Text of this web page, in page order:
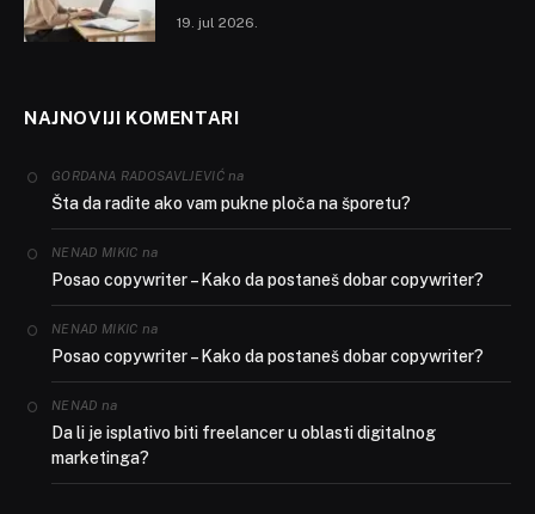
19. jul 2026.
NAJNOVIJI KOMENTARI
GORDANA RADOSAVLJEVIĆna
Šta da radite ako vam pukne ploča na šporetu?
NENAD MIKIC na
Posao copywriter – Kako da postaneš dobar copywriter?
NENAD MIKIC na
Posao copywriter – Kako da postaneš dobar copywriter?
NENAD na
Da li je isplativo biti freelancer u oblasti digitalnog
marketinga?